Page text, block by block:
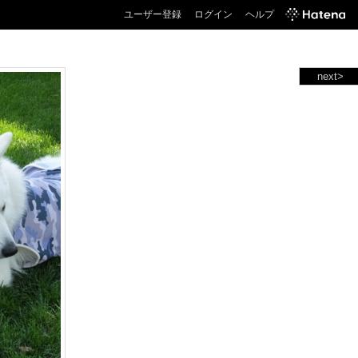
ユーザー登録 ログイン ヘルプ
next>